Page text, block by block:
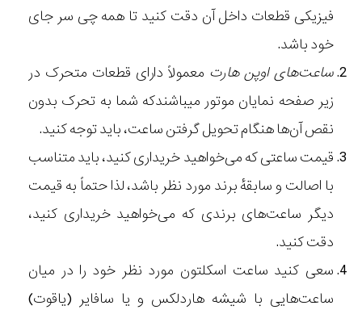
فیزیکی قطعات داخل آن دقت کنید تا همه چی سر جای
خود باشد.
ساعت‌های اوپن هارت معمولاً دارای قطعات متحرک در
زیر صفحه نمایان موتور میباشندکه شما به تحرک بدون
نقص آن‌ها هنگام تحویل گرفتن ساعت، باید توجه کنید.
قیمت ساعتی که می‌خواهید خریداری کنید، باید متناسب
با اصالت و سابقهٔ برند مورد نظر باشد، لذا حتماً به قیمت
دیگر ساعت‌های برندی که می‌خواهید خریداری کنید،
دقت کنید.
سعی کنید ساعت اسکلتون مورد نظر خود را در میان
ساعت‌هایی با شیشه هاردلکس و یا سافایر (یاقوت)